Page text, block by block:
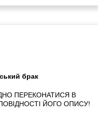
брак
ПЕРЕКОНАТИСЯ В
ЙОГО ОПИСУ!